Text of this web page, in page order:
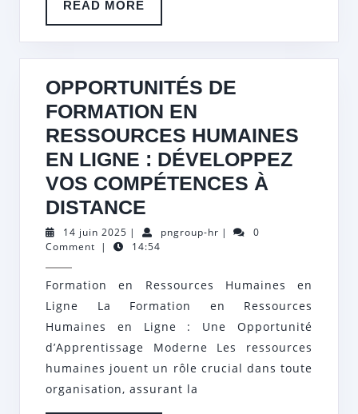
READ MORE
MORE
OPPORTUNITÉS DE
FORMATION EN
RESSOURCES HUMAINES
EN LIGNE : DÉVELOPPEZ
VOS COMPÉTENCES À
DISTANCE
DE
FORMATION
EN
RESSOURCES
HUMAINES
EN
LIGNE
:
14 juin 2025 14
juin
| pngroup-hrpngroup-
|
0
Comment | 14:54
Formation en Ressources Humaines en
Ligne La Formation en Ressources
Humaines en Ligne : Une Opportunité
d’Apprentissage Moderne Les ressources
humaines jouent un rôle crucial dans toute
organisation, assurant la